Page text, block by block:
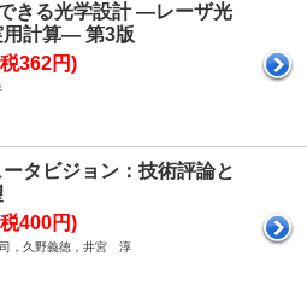
きる光学設計 ―レーザ光
用計算― 第3版
362円)
ータビジョン：技術評論と
400円)
，久野義徳，井宮 淳